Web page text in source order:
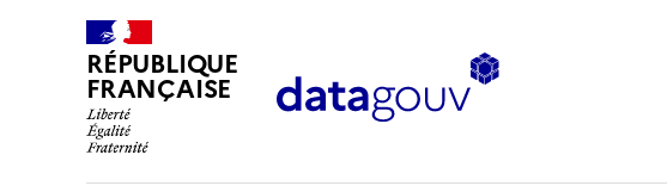
RÉPUBLIQUE
FRANÇAISE